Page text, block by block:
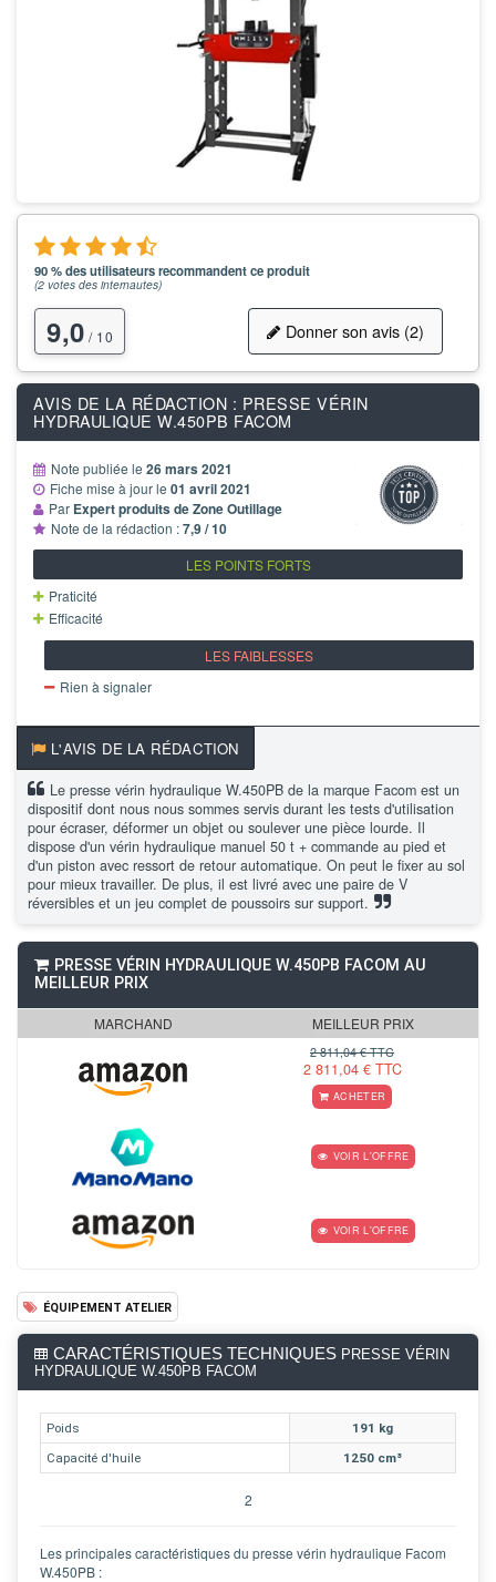
90 % des utilisateurs recommandent ce produit
(2 votes des internautes)
9,0 / 10 Donner son avis (2)
AVIS DE LA RÉDACTION : PRESSE VÉRIN
HYDRAULIQUE W.450PB FACOM
Note publiée le 26 mars 2021
Fiche mise à jour le 01 avril 2021
Par Expert produits de Zone Outillage
Note de la rédaction :7,9 / 10
LES POINTS FORTS
Praticité
Efficacité
LES FAIBLESSES
Rien à signaler
L'AVIS DE LA RÉDACTION
Le presse vérin hydraulique W.450PB de la marque Facom est un
dispositif dont nous nous sommes servis durant les tests d'utilisation
pour écraser, déformer un objet ou soulever une pièce lourde. Il
dispose d'un vérin hydraulique manuel 50 t + commande au pied et
d'un piston avec ressort de retour automatique. On peut le fixer au sol
pour mieux travailler. De plus, il est livré avec une paire de V
réversibles et un jeu complet de poussoirs sur support.
PRESSE VÉRIN HYDRAULIQUE W.450PB FACOM AU
MEILLEUR PRIX
MARCHAND MEILLEUR PRIX
2 811,04 € TTC
2 811,04 € TTC
ACHETER
VOIR L'OFFRE
VOIR L'OFFRE
ÉQUIPEMENT ATELIER
CARACTÉRISTIQUES TECHNIQUES PRESSE VÉRIN
HYDRAULIQUE W.450PB FACOM
Poids
191 kg
Capacité d'huile
1250 cm³
2
Les principales caractéristiques du presse vérin hydraulique Facom
W.450PB :